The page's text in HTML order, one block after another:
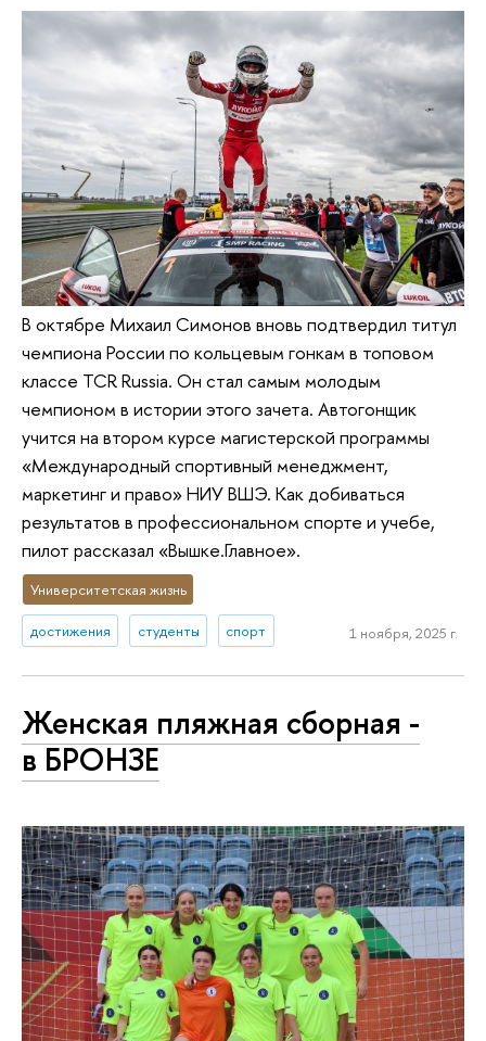
В октябре Михаил Симонов вновь подтвердил титул
чемпиона России по кольцевым гонкам в топовом
классе TCR Russia. Он стал самым молодым
чемпионом в истории этого зачета. Автогонщик
учится на втором курсе магистерской программы
«Международный спортивный менеджмент,
маркетинг и право» НИУ ВШЭ. Как добиваться
результатов в профессиональном спорте и учебе,
пилот рассказал «Вышке.Главное».
Университетская жизнь
достижения студенты спорт 1 ноября, 2025 г.
Женская пляжная сборная -
в БРОНЗЕ